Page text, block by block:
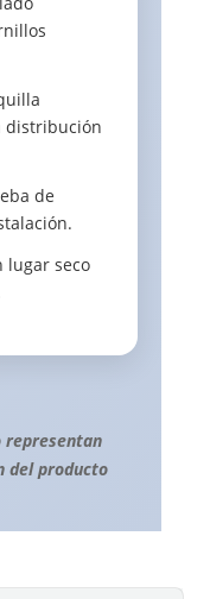
distribución
de
lugar seco
representan
del producto